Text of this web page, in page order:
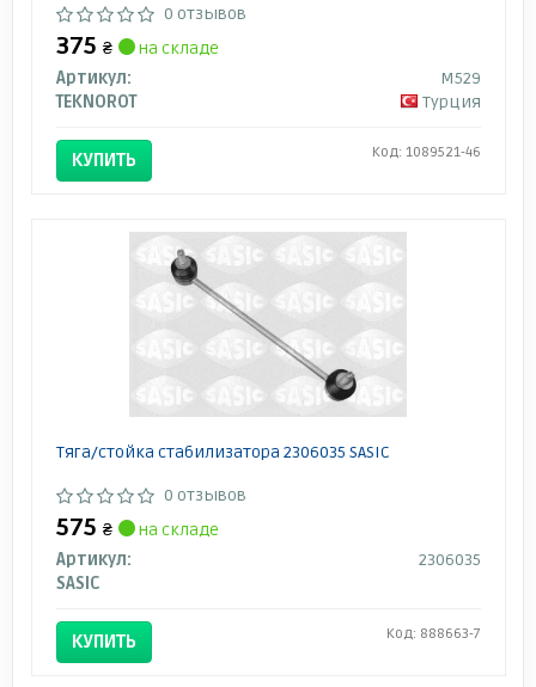
0 отзывов
375 ₴
на складе
Артикул:
M529
TEKNOROT
Турция
КУПИТЬ Код: 1089521-46
Тяга/стойка стабилизатора 2306035 SASIC
0 отзывов
575 ₴
на складе
Артикул:
2306035
SASIC
КУПИТЬ Код: 888663-7